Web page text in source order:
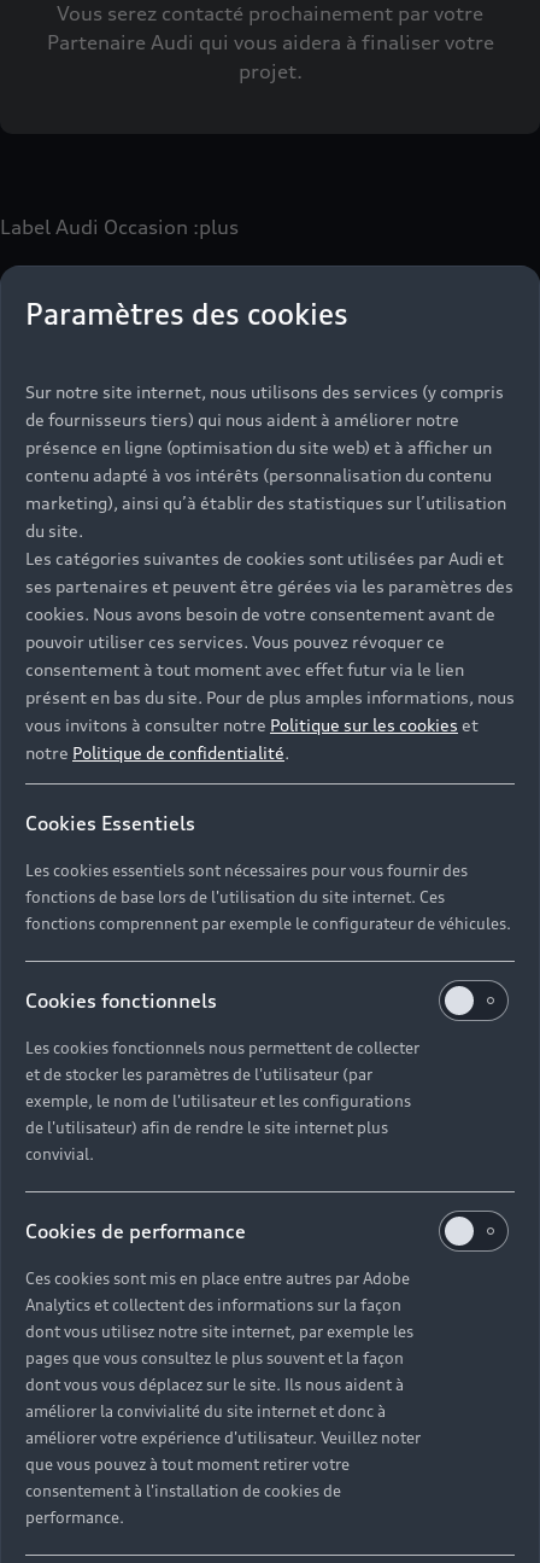
Vous serez contacté prochainement par votre
Partenaire Audi qui vous aidera à finaliser votre
projet.
Label Audi Occasion :plus
Le label Audi Occasion:plusvous permet d’acquérir un
véhicules neufs :
- Jusqu'à 130 points de contrôle spécifiques à chaque
motorisation
- Garantie jusqu’à 24 mois et kilométrage illimité
- Assistance 24/7 en France et en Europe
Découvrez également toutes nos offres d’entretien
partir de 19€/mois
Les réponses à vos
questions
Découvrez les réponses à vos diverses questions
immédiatement disponibles avec Audi.
Découvrez toutes les catégories d’Audi d’occasion
Découvrez les déclinaisons sportives S et RS
Trouvez votre Partenaire Audi près de chez vous
Trouvez votre Audi d’occasion par modèle et par
ville
Paramètres des cookies
Sur notre site internet, nous utilisons des services (y compris
de fournisseurs tiers) qui nous aident à améliorer notre
présence en ligne (optimisation du site web) et à afficher un
contenu adapté à vos intérêts (personnalisation du contenu
marketing), ainsi qu’à établir des statistiques sur l’utilisation
du site.
Les catégories suivantes de cookies sont utilisées par Audi et
ses partenaires et peuvent être gérées via les paramètres des
cookies. Nous avons besoin de votre consentement avant de
pouvoir utiliser ces services. Vous pouvez révoquer ce
consentement à tout moment avec effet futur via le lien
présent en bas du site. Pour de plus amples informations, nous
vous invitons à consulter notre Politique sur les cookies et
notre Politique de confidentialité.
Cookies Essentiels
Les cookies essentiels sont nécessaires pour vous fournir des
fonctions de base lors de l'utilisation du site internet. Ces
fonctions comprennent par exemple le configurateur de véhicules.
Cookies fonctionnels
Les cookies fonctionnels nous permettent de collecter
et de stocker les paramètres de l'utilisateur (par
exemple, le nom de l'utilisateur et les configurations
de l'utilisateur) afin de rendre le site internet plus
convivial.
Cookies de performance
Ces cookies sont mis en place entre autres par Adobe
Analytics et collectent des informations sur la façon
dont vous utilisez notre site internet, par exemple les
pages que vous consultez le plus souvent et la façon
dont vous vous déplacez sur le site. Ils nous aident à
améliorer la convivialité du site internet et donc à
améliorer votre expérience d'utilisateur. Veuillez noter
que vous pouvez à tout moment retirer votre
consentement à l'installation de cookies de
performance.